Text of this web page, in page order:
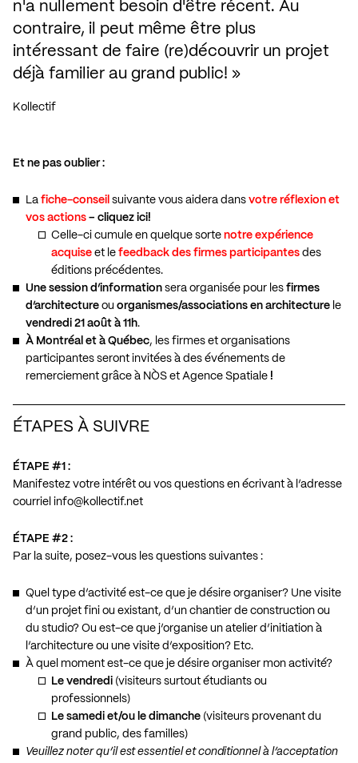
n'a nullement besoin d'être récent. Au
contraire, il peut même être plus
intéressant de faire (re)découvrir un projet
déjà familier au grand public!
Kollectif
Et ne pas oublier :
La fiche-conseil suivante vous aidera dans votre réflexion et
vos actions – cliquez ici!
Celle-ci cumule en quelque sorte notre expérience
acquise et le feedback des firmes participantes des
éditions précédentes.
Une session d’information sera organisée pour les firmes
d’architecture ou organismes/associations en architecture le
vendredi 21 août à 11h.
À Montréal et à Québec, les firmes et organisations
participantes seront invitées à des événements de
remerciement grâce à NÒS et Agence Spatiale !
ÉTAPES À SUIVRE
ÉTAPE #1 :
Manifestez votre intérêt ou vos questions en écrivant à l’adresse
courriel info@kollectif.net
ÉTAPE #2 :
Par la suite, posez-vous les questions suivantes :
Quel type d’activité est-ce que je désire organiser? Une visite
d’un projet fini ou existant, d’un chantier de construction ou
du studio? Ou est-ce que j’organise un atelier d’initiation à
l’architecture ou une visite d’exposition? Etc.
À quel moment est-ce que je désire organiser mon activité?
Le vendredi (visiteurs surtout étudiants ou
professionnels)
Le samedi et/ou le dimanche (visiteurs provenant du
grand public, des familles)
Veuillez noter qu’il est essentiel et conditionnel à l’acceptation